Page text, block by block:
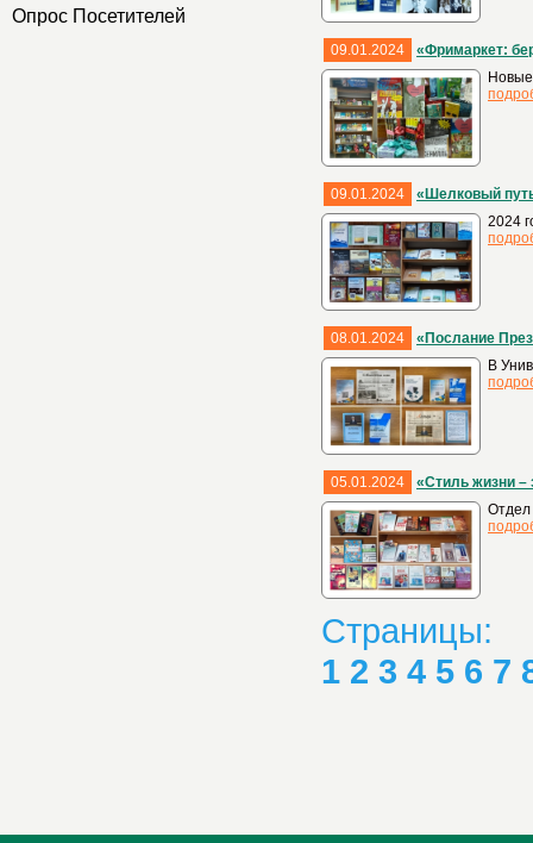
Опрос Посетителей
09.01.2024
«Фримаркет:
09.01.2024
«Шелковый
2024
08.01.2024
«Послание
В
05.01.2024
«Стиль жизни –
Отдел
Страницы:
1 2 3 4 5 6 7